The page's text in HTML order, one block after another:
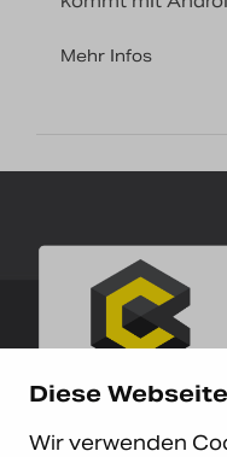
Diese
Wir verwenden
Mehr Infos